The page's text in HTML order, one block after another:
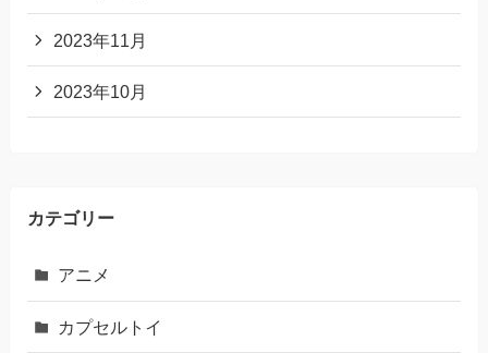
2023年11月
2023年10月
カテゴリー
アニメ
カプセルトイ